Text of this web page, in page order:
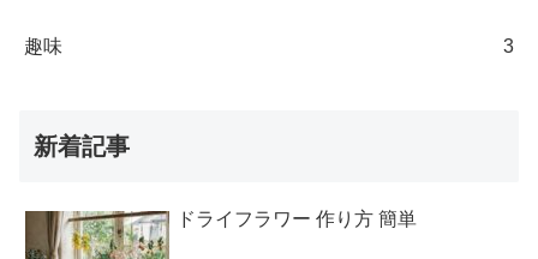
趣味 3
新着記事
ドライフラワー 作り方 簡単